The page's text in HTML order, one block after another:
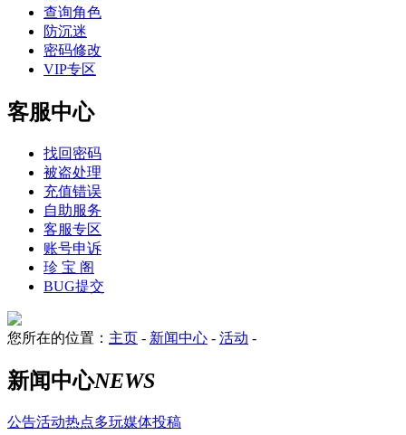
查询角色
防沉迷
密码修改
VIP专区
客服中心
找回密码
被盗处理
充值错误
自助服务
客服专区
账号申诉
珍 宝 阁
BUG提交
您所在的位置： 主页 新闻中心 活动
新闻中心NEWS
公告活动热点多玩媒体投稿